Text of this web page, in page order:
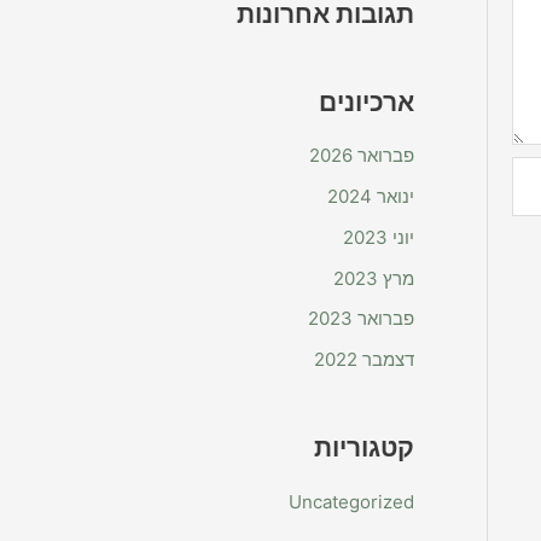
תגובות אחרונות
ארכיונים
פברואר 2026
ינואר 2024
יוני 2023
מרץ 2023
פברואר 2023
דצמבר 2022
קטגוריות
Uncategorized